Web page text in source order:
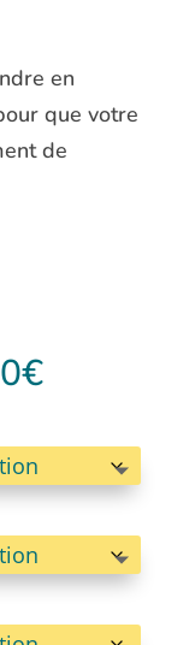
en
que votre
de
€Plage
prix :
175.00€
430.00€